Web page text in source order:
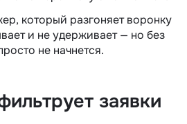
который разгоняет воронку
и не удерживает — но без
не начнется.
заявки